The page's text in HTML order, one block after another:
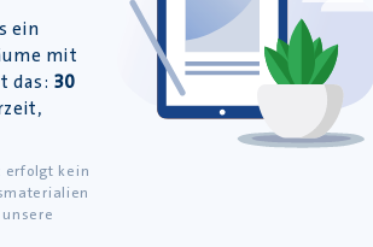
ein
mit
das: 30
erfolgt kein